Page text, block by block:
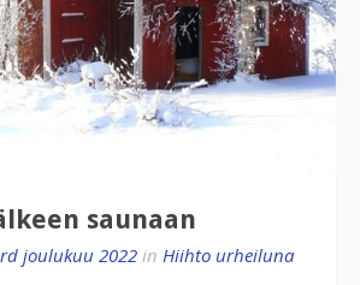
saunaan
joulukuu 2022 in Hiihto urheiluna